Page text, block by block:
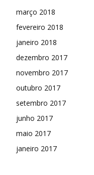
março 2018
fevereiro 2018
janeiro 2018
dezembro 2017
novembro 2017
outubro 2017
setembro 2017
junho 2017
maio 2017
janeiro 2017